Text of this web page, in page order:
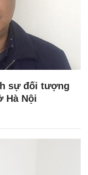
sự đối tượng
Hà Nội